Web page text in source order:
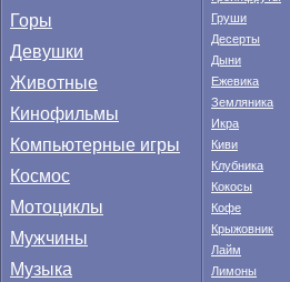
Горы
Девушки
Животные
Кинофильмы
Компьютерные игры
Космос
Мотоциклы
Мужчины
Музыка
Груши
Десерты
Дыни
Ежевика
Земляника
Икра
Киви
Клубника
Кокосы
Кофе
Крыжовник
Лайм
Лимоны